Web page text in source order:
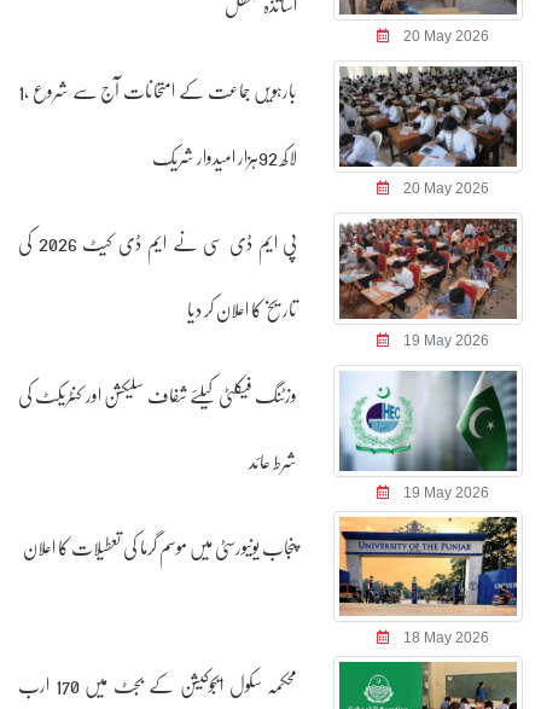
20 May 2026
20 May 2026
بارہویں جماعت کے امتحانات آج سے شروع ،1
لاکھ 92ہزار امیدوار شریک
19 May 2026
پی ایم ڈی سی نے ایم ڈی کیٹ 2026 کی
تاریخ کا اعلان کر دیا
19 May 2026
وزٹنگ فیکلٹی کیلئے شفاف سلیکشن اور کنٹریکٹ کی
شرط عائد
18 May 2026
پنجاب یونیورسٹی میں موسم گرما کی تعطیلات کا اعلان
محکمہ سکول ایجوکیشن کے بجٹ میں 170 ارب